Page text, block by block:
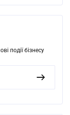
події бізнесу